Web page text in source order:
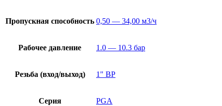
Пропускная способность 0,50 — 34,00 м3/ч
Рабочее давление 1.0 — 10.3 бар
Резьба (вход/выход) 1" ВР
Серия PGA